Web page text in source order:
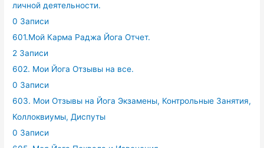
личной деятельности.
0 Записи
601.Мой Карма Раджа Йога Отчет.
2 Записи
602. Мои Йога Отзывы на все.
0 Записи
603. Мои Отзывы на Йога Экзамены, Контрольные Занятия,
Коллоквиумы, Диспуты
0 Записи